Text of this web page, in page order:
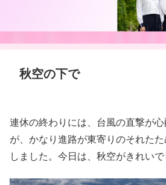
秋空の下で
連休の終わりには、台風の直撃が
が、かなり進路が東寄りのそれた
しました。今日は、秋空がきれいで